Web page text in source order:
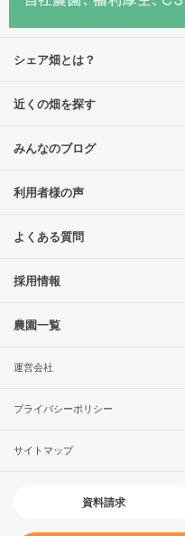
シェア畑とは？
近くの畑を探す
みんなのブログ
利用者様の声
よくある質問
採用情報
農園一覧
運営会社
プライバシーポリシー
サイトマップ
資料請求